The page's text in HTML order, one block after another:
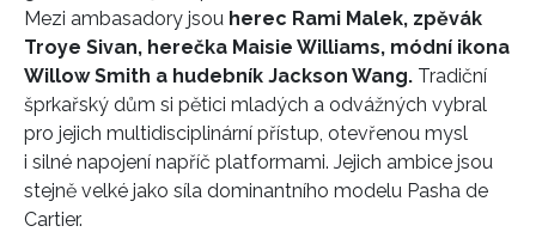
Mezi ambasadory jsou herec Rami Malek, zpěvák
Troye Sivan, herečka Maisie Williams, módní ikona
Willow Smith a hudebník Jackson Wang. Tradiční
šprkařský dům si pětici mladých a odvážných vybral
pro jejich multidisciplinární přístup, otevřenou mysl
i silné napojení napříč platformami. Jejich ambice jsou
stejně velké jako síla dominantního modelu Pasha de
Cartier.